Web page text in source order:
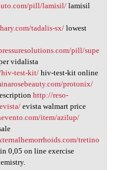
pill/lamisil/lamisil
tadalis-sx/lowest
pill/supe
vidalista
hiv-test-kit/hiv-test-kit online
protonix/
http://reso-
evista walmart price
item/azilup/
tretino
0,05 on line exercise